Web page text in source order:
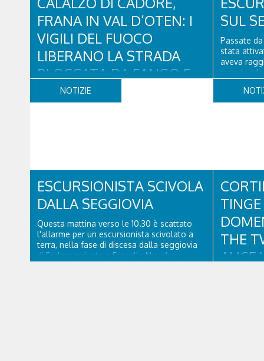
FRANA IN VAL D’OTEN: I
VIGILI DEL FUOCO
LIBERANO LA STRADA
BLOCCATA DA FANGO E
DETRITI
SUL
Passate
stata
aveva
Una
Vito di
NOTIZIE
ESCURSIONISTA SCIVOLA
DALLA SEGGIOVIA
Questa mattina verso le 10.30 è scattato
l'allarme per un escursionista scivolato a
terra, nella fase di discesa dalla seggiovia
di Fedare arrivata a Forcella Nuvolau.
TINGE
THE
ALICE